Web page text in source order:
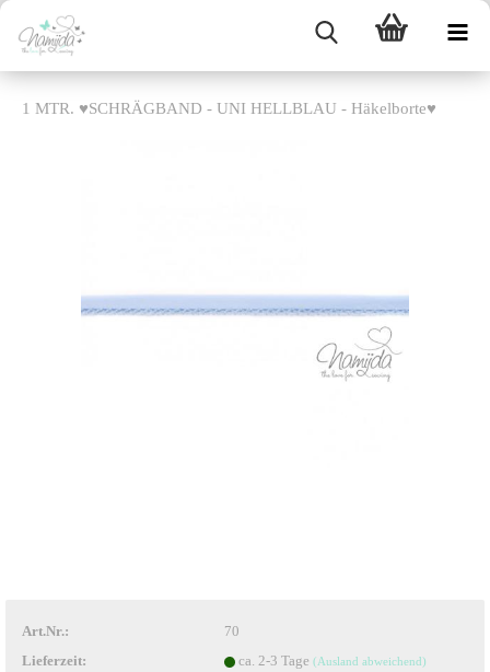
1 MTR. ♥SCHRÄGBAND - UNI HELLBLAU - Häkelborte♥
Art.Nr.:
70
Lieferzeit:
ca. 2-3 Tage (Ausland abweichend)